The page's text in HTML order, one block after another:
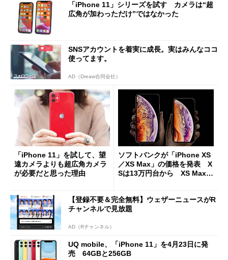
「iPhone 11」シリーズを試す カメラは“超
広角が加わっただけ”ではなかった
SNSアカウントを着実に成長。実はみんなココ
使ってます。
AD（Dreaw合同会社）
「iPhone 11」を試して、望
遠カメラよりも超広角カメラ
が必要だと思った理由
ソフトバンクが「iPhone XS
／XS Max」の価格を発表 X
Sは13万円台から XS Maxは
【登録不要＆完全無料】ウェザーニュースがR
チャンネルで見放題
AD（Rチャンネル）
UQ mobile、「iPhone 11」を4月23日に発
売 64GBと256GB